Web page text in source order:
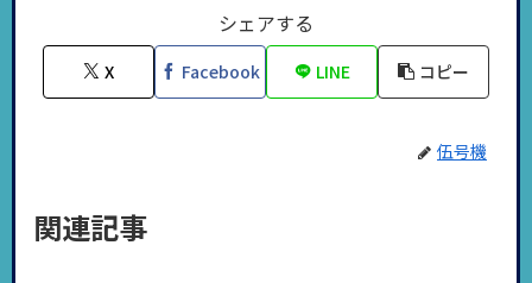
シェアする
X Facebook LINE コピー
伍号機
関連記事